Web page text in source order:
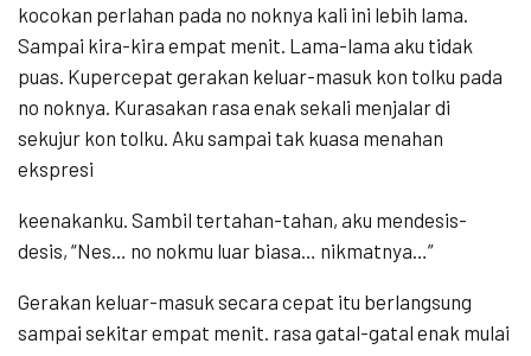
kocokan perlahan pada no noknya kali ini lebih lama.
Sampai kira-kira empat menit. Lama-lama aku tidak
puas. Kupercepat gerakan keluar-masuk kon tolku pada
no noknya. Kurasakan rasa enak sekali menjalar di
sekujur kon tolku. Aku sampai tak kuasa menahan
ekspresi
keenakanku. Sambil tertahan-tahan, aku mendesis-
desis, “Nes… no nokmu luar biasa… nikmatnya…”
Gerakan keluar-masuk secara cepat itu berlangsung
sampai sekitar empat menit. rasa gatal-gatal enak mulai